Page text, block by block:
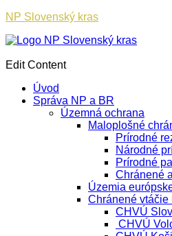
NP Slovenský kras
Edit Content
Úvod
Správa NP a BR
Územná ochrana
Maloplošné
Prírodné
Národné
Prírodné
Chránené
Územia
Chránené vtáčie
CHVÚ
CHVÚ